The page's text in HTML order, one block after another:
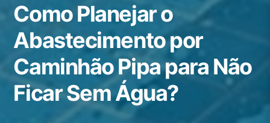
Como Planejar o
Abastecimento por
Caminhão Pipa para Não
Ficar Sem Água?